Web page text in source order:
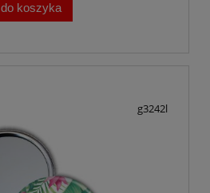
do koszyka
g3242l